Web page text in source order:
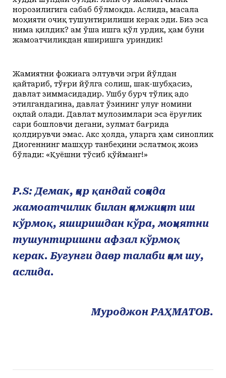
норозилигига сабаб бўлмоқда. Аслида, масала
моҳияти очиқ тушунтирилиши керак эди. Биз эса
нима қилдик? Ҳам ўша ишга қўл урдик, ҳам буни
жамоатчиликдан яширишга уриндик!
Жамиятни фожиага элтувчи эгри йўлдан
қайтариб, тўғри йўлга солиш, шак-шубҳасиз,
давлат зиммасидадир. Ушбу бурч тўлиқ адо
этилгандагина, давлат ўзининг улуғ номини
оқлай олади. Давлат мулозимлари эса ёруғлик
сари бошловчи дегани, зулмат бағрида
қолдирувчи эмас. Акс ҳолда, уларга ҳам синоплик
Диогеннинг машҳур танбеҳини эслатмоқ жоиз
бўлади: «Қуёшни тўсиб қўйманг!»
P.S: Демак, ҳар қандай соҳада
жамоатчилик билан ҳамжиҳат иш
кўрмоқ, яширишдан кўра, моҳиятни
тушунтиришни афзал кўрмоқ
керак. Бугунги давр талаби ҳам шу,
аслида.
Муроджон РАҲМАТОВ.